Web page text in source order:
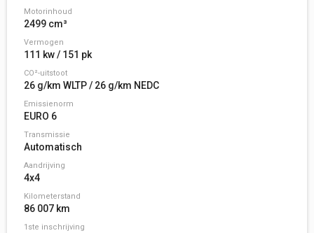
Motorinhoud
2499 cm³
Vermogen
111 kw / 151 pk
CO²-uitstoot
26 g/km WLTP / 26 g/km NEDC
Emissienorm
EURO 6
Transmissie
Automatisch
Aandrijving
4x4
Kilometerstand
86 007 km
1ste inschrijving